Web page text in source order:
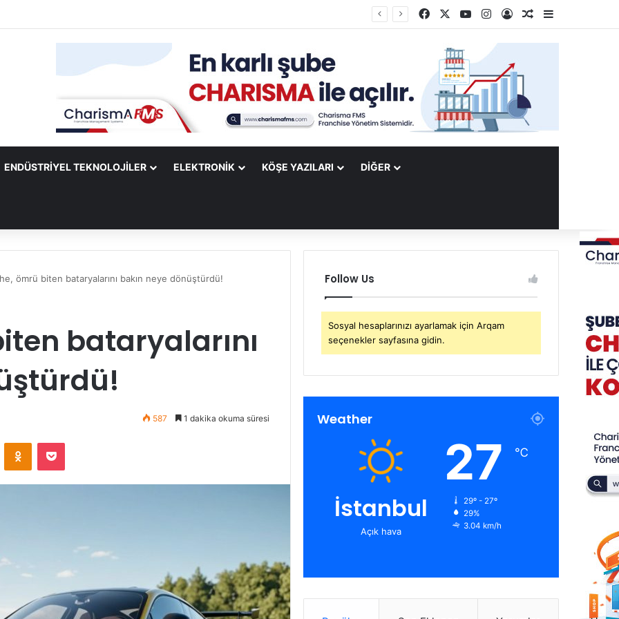
Mobile Uygulamasına Yeni Özellikler Ekliyor FacebookYouTubeInstagram
Kayıt OlRastgele Makale
Kenar
ENDÜSTRIYEL TEKNOLOJILER ELEKTRONIK KÖŞE YAZILARI DIĞER
ömrü biten bataryalarını bakın neye dönüştürdü!
bataryalarını
587 1 dakika okuma süresi
Odnoklassniki
Pocket
Follow Us
Sosyal hesaplarınızı ayarlamak için Arqam
seçenekler sayfasına gidin.
Weather
İstanbul
Açık hava
27 ℃
29º - 27º
29%
3.04 km/h